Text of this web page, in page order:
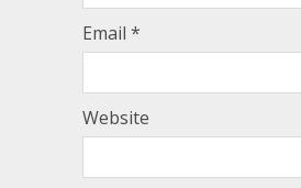
Email *
Website